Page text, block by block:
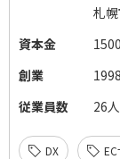
札
資本金
創業
従業員数
26人
DX